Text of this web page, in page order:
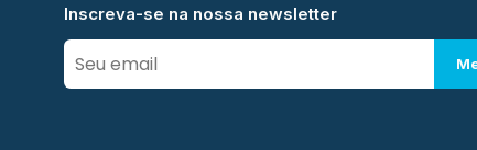
Inscreva-se na nossa newsletter